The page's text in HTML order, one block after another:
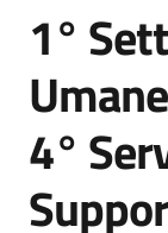
1°
4°